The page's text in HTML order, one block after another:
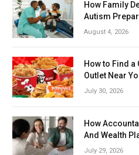
How Family
Autism
August 4, 2026
How to Find a
Outlet Near
July 30, 2026
How
And Wealth
July 29, 2026